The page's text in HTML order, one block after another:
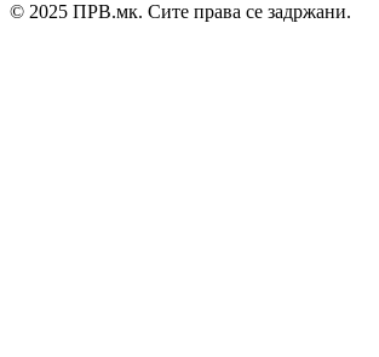
© 2025 ПРВ.мк. Сите права се задржани.